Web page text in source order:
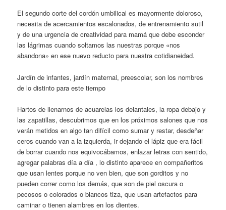
El segundo corte del cordón umbilical es mayormente doloroso,
necesita de acercamientos escalonados, de entrenamiento sutil
y de una urgencia de creatividad para mamá que debe esconder
las lágrimas cuando soltamos las nuestras porque «nos
abandona» en ese nuevo reducto para nuestra cotidianeidad.
Jardín de infantes, jardín maternal, preescolar, son los nombres
de lo distinto para este tiempo
Hartos de llenarnos de acuarelas los delantales, la ropa debajo y
las zapatillas, descubrimos que en los próximos salones que nos
verán metidos en algo tan difícil como sumar y restar, desdeñar
ceros cuando van a la izquierda, ir dejando el lápiz que era fácil
de borrar cuando nos equivocábamos, enlazar letras con sentido,
agregar palabras día a día , lo distinto aparece en compañeritos
que usan lentes porque no ven bien, que son gorditos y no
pueden correr como los demás, que son de piel oscura o
pecosos o colorados o blancos tiza, que usan artefactos para
caminar o tienen alambres en los dientes.